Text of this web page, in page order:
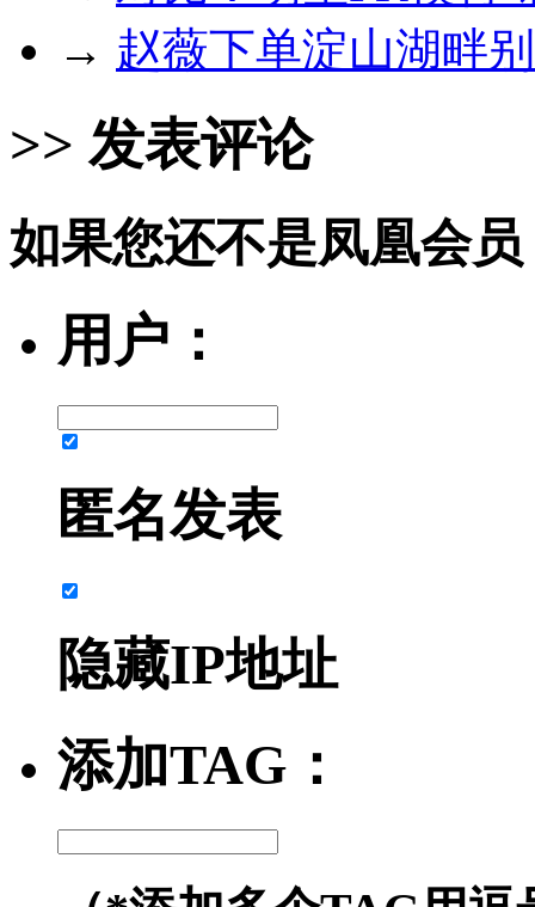
→ 赵薇下单淀山湖畔
>> 发表评论
如果您还不是凤凰会
用户：
匿名发表
隐藏IP地址
添加TAG：